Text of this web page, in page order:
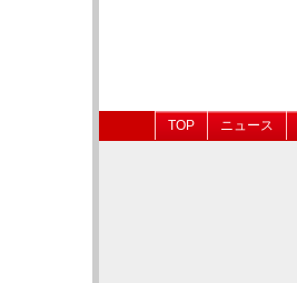
TOP ニュース